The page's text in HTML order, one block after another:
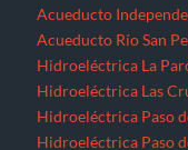
Proyecto Hídrico el
Puebla Querétaro
Recursos forestales
Extracción de
San Luis Potosí
Seminario “El